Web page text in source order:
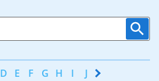
D E F G H I J K